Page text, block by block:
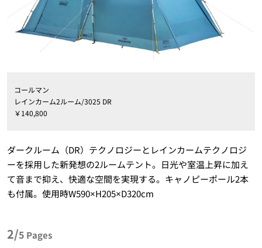
コールマン
レインカーム2ルーム/3025 DR
￥140,800
ダークルーム（DR）テクノロジーとレインカームテクノロジ
ーを採用した新発想の2ルームテント。日光や室温上昇に加え
て音まで抑え、快適な空間を実現する。キャノピーポール2本
も付属。使用時W590×H205×D320cm
2/5 Pages